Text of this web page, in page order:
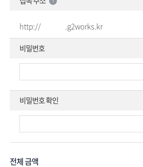
http:// .g2works.kr
비밀번호
비밀번호 확인
전체 금액